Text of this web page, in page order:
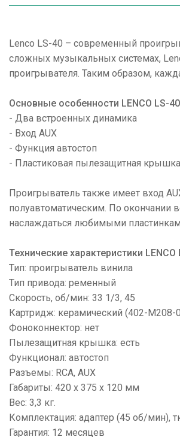
Lenco LS-40 – современный
сложных музыкальных системах,
проигрывателя. Таким образом,
Основные особенности LENCO LS-
- Два встроенных динамика
- Вход AUX
- Функция автостоп
- Пластиковая пылезащитная крышка
Проигрыватель также имеет вход
полуавтоматическим. По окончании
наслаждаться любимыми
Технические характеристики LENCO
Тип: проигрыватель винила
Тип привода: ременный
Скорость, об/мин: 33 1/3, 45
Картридж: керамический (402-M208-
Фоноконнектор: нет
Пылезащитная крышка: есть
Функционал: автостоп
Разъемы: RCA, AUX
Габариты: 420 x 375 x 120 мм
Вес: 3,3 кг.
Комплектация: адаптер (45 об/мин),
Гарантия: 12 месяцев